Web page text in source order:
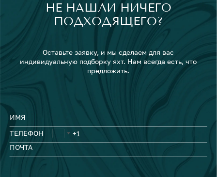
НЕ НАШЛИ НИЧЕГО
ПОДХОДЯЩЕГО?
Оставьте заявку, и мы сделаем для вас
индивидуальную подборку яхт. Нам всегда есть, что
предложить.
ИМЯ
ТЕЛЕФОН
ПОЧТА